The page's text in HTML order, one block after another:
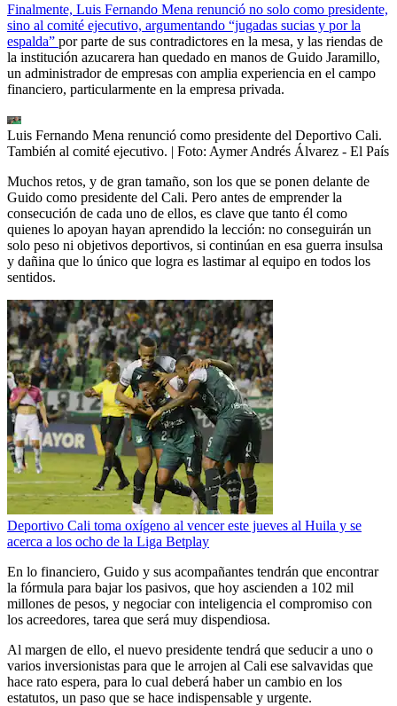
Finalmente, Luis Fernando Mena renunció no solo como presidente,
sino al comité ejecutivo, argumentando “jugadas sucias y por la
espalda” por parte de sus contradictores en la mesa, y las riendas de
la institución azucarera han quedado en manos de Guido Jaramillo,
un administrador de empresas con amplia experiencia en el campo
financiero, particularmente en la empresa privada.
Luis Fernando Mena renunció como presidente del Deportivo Cali.
También al comité ejecutivo. | Foto: Aymer Andrés Álvarez - El País
Muchos retos, y de gran tamaño, son los que se ponen delante de
Guido como presidente del Cali. Pero antes de emprender la
consecución de cada uno de ellos, es clave que tanto él como
quienes lo apoyan hayan aprendido la lección: no conseguirán un
solo peso ni objetivos deportivos, si continúan en esa guerra insulsa
y dañina que lo único que logra es lastimar al equipo en todos los
sentidos.
Deportivo Cali toma oxígeno al vencer este jueves al Huila y se
acerca a los ocho de la Liga Betplay
En lo financiero, Guido y sus acompañantes tendrán que encontrar
la fórmula para bajar los pasivos, que hoy ascienden a 102 mil
millones de pesos, y negociar con inteligencia el compromiso con
los acreedores, tarea que será muy dispendiosa.
Al margen de ello, el nuevo presidente tendrá que seducir a uno o
varios inversionistas para que le arrojen al Cali ese salvavidas que
hace rato espera, para lo cual deberá haber un cambio en los
estatutos, un paso que se hace indispensable y urgente.